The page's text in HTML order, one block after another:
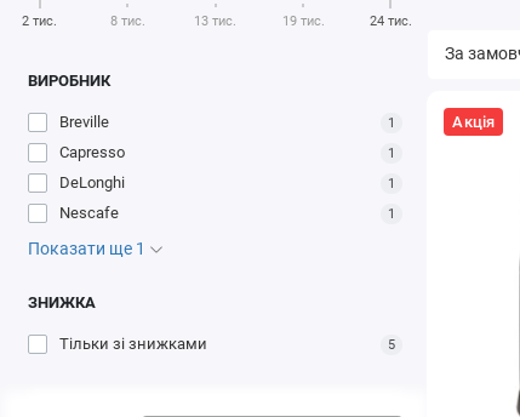
2 тис. 8 тис. 13 тис. 19 тис. 24 тис.
ВИРОБНИК
Breville 1
Capresso 1
DeLonghi 1
Nescafe 1
Показати ще 1
ЗНИЖКА
Тільки зі знижками 5
Акція